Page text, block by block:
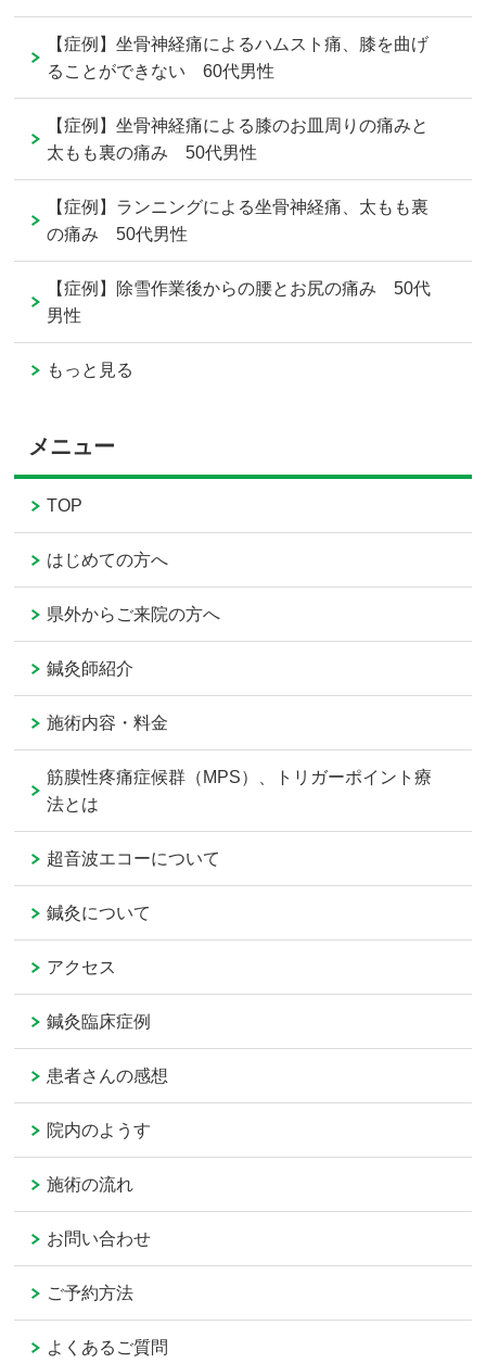
【症例】坐骨神経痛によるハムスト痛、膝を曲げ
ることができない 60代男性
【症例】坐骨神経痛による膝のお皿周りの痛みと
太もも裏の痛み 50代男性
【症例】ランニングによる坐骨神経痛、太もも裏
の痛み 50代男性
【症例】除雪作業後からの腰とお尻の痛み 50代
男性
もっと見る
メニュー
TOP
はじめての方へ
県外からご来院の方へ
鍼灸師紹介
施術内容・料金
筋膜性疼痛症候群（MPS）、トリガーポイント療
法とは
超音波エコーについて
鍼灸について
アクセス
鍼灸臨床症例
患者さんの感想
院内のようす
施術の流れ
お問い合わせ
ご予約方法
よくあるご質問